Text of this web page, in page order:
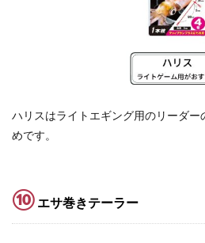
ハリスはライトエギング用のリーダ
めです。
⑩ エサ巻きテーラー